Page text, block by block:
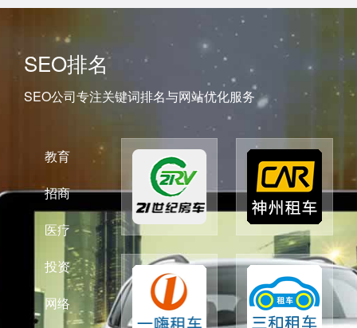
SEO排名
SEO公司专注关键词排名与网站优化服务
教育
招商
医疗
投资
网络